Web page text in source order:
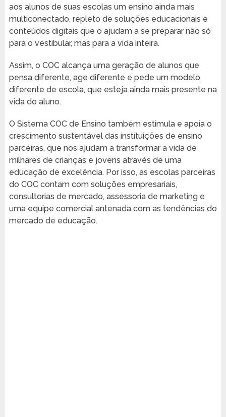
aos alunos de suas escolas um ensino ainda mais
multiconectado, repleto de soluções educacionais e
conteúdos digitais que o ajudam a se preparar não só
para o vestibular, mas para a vida inteira.
Assim, o COC alcança uma geração de alunos que
pensa diferente, age diferente e pede um modelo
diferente de escola, que esteja ainda mais presente na
vida do aluno.
O Sistema COC de Ensino também estimula e apoia o
crescimento sustentável das instituições de ensino
parceiras, que nos ajudam a transformar a vida de
milhares de crianças e jovens através de uma
educação de excelência. Por isso, as escolas parceiras
do COC contam com soluções empresariais,
consultorias de mercado, assessoria de marketing e
uma equipe comercial antenada com as tendências do
mercado de educação.